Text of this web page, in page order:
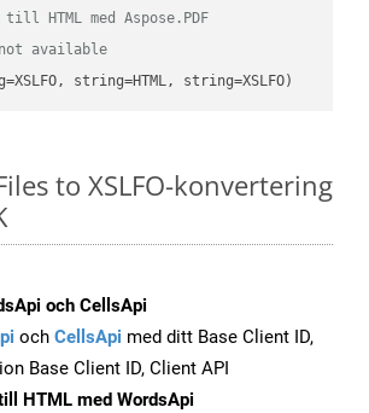
HTML med Aspose.PDF
available
string=HTML, string=XSLFO)
to XSLFO-konvertering
och CellsApi
och CellsApi med ditt Base Client ID,
Base Client ID, Client API
HTML med WordsApi